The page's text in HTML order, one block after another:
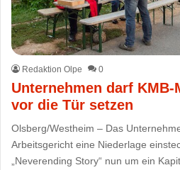
Redaktion Olpe 0
Unternehmen darf
vor die Tür setzen
Olsberg/Westheim – Das
Arbeitsgericht eine Niederlage
„Neverending Story“ nun um ein